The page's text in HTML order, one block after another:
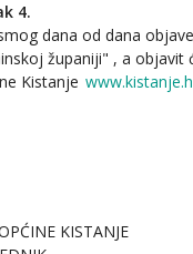
4.
dana od dana
županiji" , a objavit
Kistanje
KISTANJE